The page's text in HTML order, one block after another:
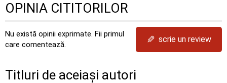
OPINIA CITITORILOR
Nu există opinii exprimate. Fii primul
care comentează.
✎ scrie un review
Titluri de aceiași autori